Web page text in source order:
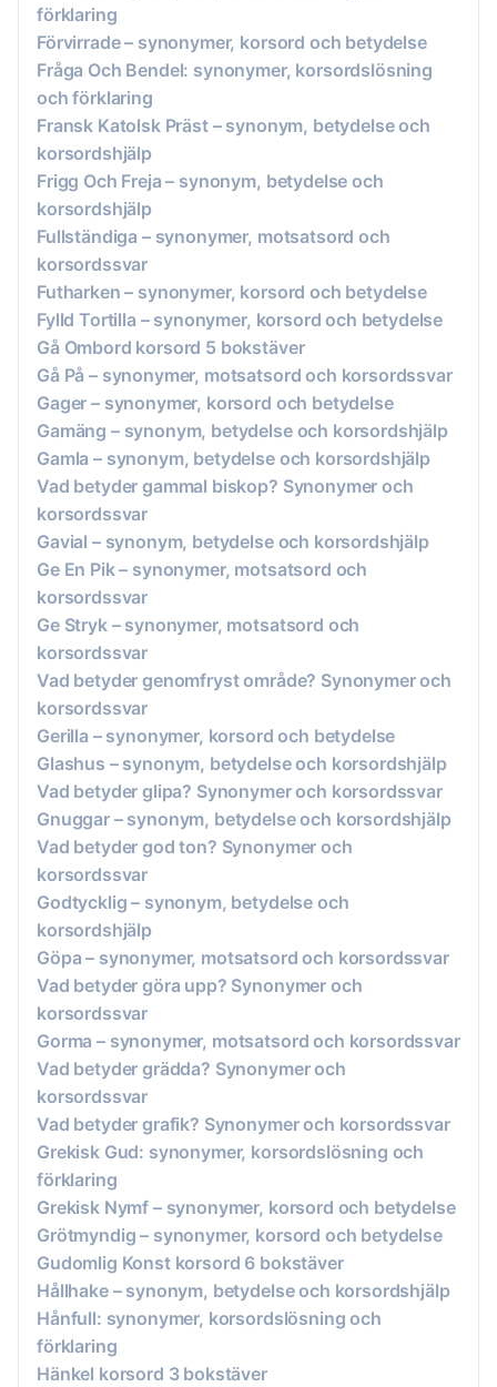
förklaring
Förvirrade – synonymer, korsord och betydelse
Fråga Och Bendel: synonymer, korsordslösning
och förklaring
Fransk Katolsk Präst – synonym, betydelse och
korsordshjälp
Frigg Och Freja – synonym, betydelse och
korsordshjälp
Fullständiga – synonymer, motsatsord och
korsordssvar
Futharken – synonymer, korsord och betydelse
Fylld Tortilla – synonymer, korsord och betydelse
Gå Ombord korsord 5 bokstäver
Gå På – synonymer, motsatsord och korsordssvar
Gager – synonymer, korsord och betydelse
Gamäng – synonym, betydelse och korsordshjälp
Gamla – synonym, betydelse och korsordshjälp
Vad betyder gammal biskop? Synonymer och
korsordssvar
Gavial – synonym, betydelse och korsordshjälp
Ge En Pik – synonymer, motsatsord och
korsordssvar
Ge Stryk – synonymer, motsatsord och
korsordssvar
Vad betyder genomfryst område? Synonymer och
korsordssvar
Gerilla – synonymer, korsord och betydelse
Glashus – synonym, betydelse och korsordshjälp
Vad betyder glipa? Synonymer och korsordssvar
Gnuggar – synonym, betydelse och korsordshjälp
Vad betyder god ton? Synonymer och
korsordssvar
Godtycklig – synonym, betydelse och
korsordshjälp
Göpa – synonymer, motsatsord och korsordssvar
Vad betyder göra upp? Synonymer och
korsordssvar
Gorma – synonymer, motsatsord och korsordssvar
Vad betyder grädda? Synonymer och
korsordssvar
Vad betyder grafik? Synonymer och korsordssvar
Grekisk Gud: synonymer, korsordslösning och
förklaring
Grekisk Nymf – synonymer, korsord och betydelse
Grötmyndig – synonymer, korsord och betydelse
Gudomlig Konst korsord 6 bokstäver
Hållhake – synonym, betydelse och korsordshjälp
Hånfull: synonymer, korsordslösning och
förklaring
Hänkel korsord 3 bokstäver